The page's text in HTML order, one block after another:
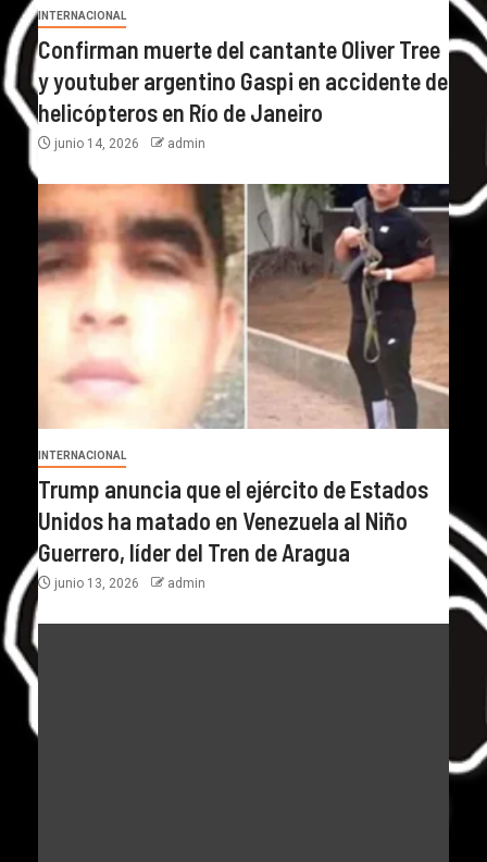
INTERNACIONAL
Confirman muerte del cantante Oliver Tree
y youtuber argentino Gaspi en accidente de
helicópteros en Río de Janeiro
junio 14, 2026 admin
INTERNACIONAL
Trump anuncia que el ejército de Estados
Unidos ha matado en Venezuela al Niño
Guerrero, líder del Tren de Aragua
junio 13, 2026 admin